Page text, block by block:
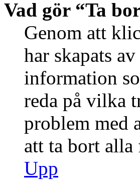
Vad gör “Ta
Genom att
har skapats
information
reda på vilka
problem med
att ta bort
Upp